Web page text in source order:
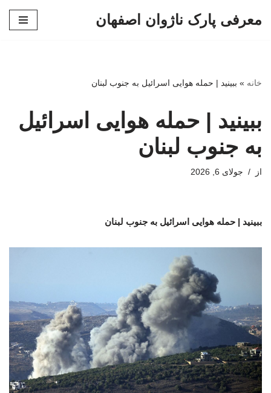
معرفی پارک ناژوان اصفهان
خانه » ببینید | حمله هوایی اسرائیل به جنوب لبنان
ببینید | حمله هوایی اسرائیل
به جنوب لبنان
از جولای 6, 2026
ببینید | حمله هوایی اسرائیل به جنوب لبنان